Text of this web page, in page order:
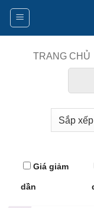
Bỏ
nội
TRANG CHỦ
Giá giảm
dần